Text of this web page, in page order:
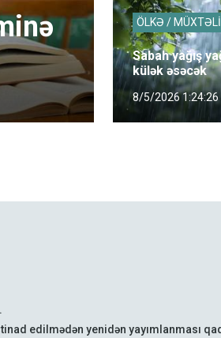
ÖLKƏ /
Sabah yağış
külək əsəcək
8/5/2026 1:24:26
edilmədən yenidən yayımlanması